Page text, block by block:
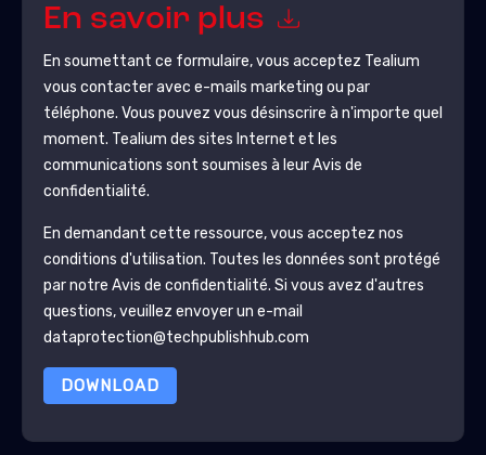
En savoir plus
En soumettant ce formulaire, vous acceptez Tealium
vous contacter avec e-mails marketing ou par
téléphone. Vous pouvez vous désinscrire à n'importe quel
moment. Tealium des sites Internet et les
communications sont soumises à leur Avis de
confidentialité.
En demandant cette ressource, vous acceptez nos
conditions d'utilisation. Toutes les données sont protégé
par notre Avis de confidentialité. Si vous avez d'autres
questions, veuillez envoyer un e-mail
dataprotection@techpublishhub.com
DOWNLOAD